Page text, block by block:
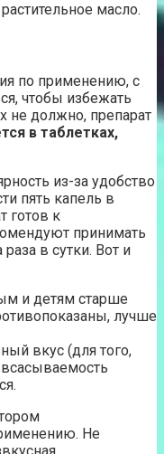
масло.
по применению, с
чтобы избежать
не должно, препарат
в таблетках,
из-за удобство
пять капель в
готов к
принимать
в сутки. Вот и
и детям старше
лучше
вкус (для того,
Не